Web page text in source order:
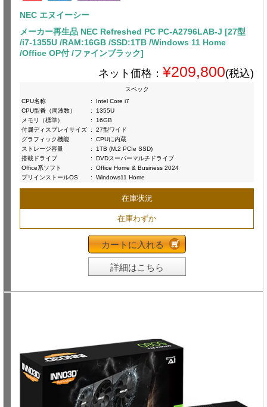
NEC エヌイーシー
メーカー再生品 NEC Refreshed PC PC-A2796LAB-J [27型
/i7-1355U /RAM:16GB /SSD:1TB /Windows 11 Home
/Office OP付 /ファインブラック]
ネット価格： ¥209,800(税込)
スペック
CPU名称
:
Intel Core i7
CPU型番（周波数）
:
1355U
メモリ（標準）
:
16GB
付属ディスプレイサイズ :
27型ワイド
グラフィック機能
:
CPUに内蔵
ストレージ容量
:
1TB (M.2 PCIe SSD)
搭載ドライブ
:
DVDスーパーマルチドライブ
Office系ソフト
:
Office Home & Business 2024
プリインストールOS
: Windows11 Home
在庫状況
在庫わずか
カートに入れる
詳細はこちら